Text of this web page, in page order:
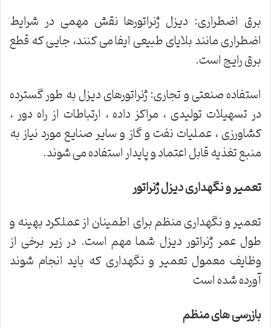
برق اضطراری: دیزل ژنراتورها نقش مهمی در شرایط
اضطراری مانند بلایای طبیعی ایفا می کنند، جایی که قطع
برق رایج است.
استفاده صنعتی و تجاری: ژنراتورهای دیزل به طور گسترده
در تسهیلات تولیدی ، مراکز داده ، ارتباطات از راه دور ،
کشاورزی ، عملیات نفت و گاز و سایر صنایع مورد نیاز به
منبع تغذیه قابل اعتماد و پایدار استفاده می شوند.
تعمیر و نگهداری دیزل ژنراتور
تعمیر و نگهداری منظم برای اطمینان از عملکرد بهینه و
طول عمر ژنراتور دیزل شما مهم است. در زیر برخی از
وظایف معمول تعمیر و نگهداری که باید انجام شوند
آورده شده است
بازرسی های منظم